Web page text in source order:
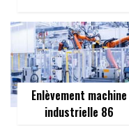
Enlèvement machine
industrielle 86